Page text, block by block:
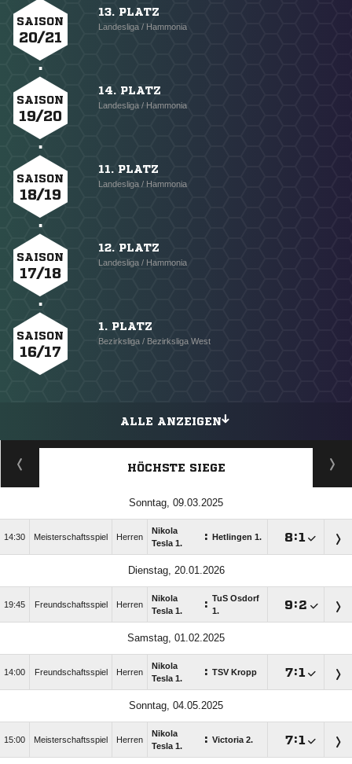
SAISON
20/21
13. PLATZ
Landesliga / Hammonia
SAISON
19/20
14. PLATZ
Landesliga / Hammonia
SAISON
18/19
11. PLATZ
Landesliga / Hammonia
SAISON
17/18
12. PLATZ
Landesliga / Hammonia
SAISON
16/17
1. PLATZ
Bezirksliga / Bezirksliga West
ALLE ANZEIGEN
HÖCHSTE SIEGE
Sonntag, 09.03.2025
14:30 Meisterschaftsspiel Herren
Nikola
Tesla 1.
: Hetlingen 1. :
Dienstag, 20.01.2026
19:45 Freundschaftsspiel Herren
Nikola
Tesla 1.
: TuS Osdorf
1.
:
Samstag, 01.02.2025
14:00 Freundschaftsspiel Herren
Nikola
Tesla 1.
: TSV Kropp :
Sonntag, 04.05.2025
15:00 Meisterschaftsspiel Herren
Nikola
Tesla 1.
: Victoria 2. :